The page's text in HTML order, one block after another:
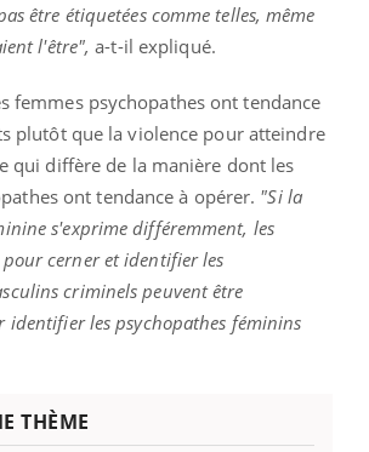
être étiquetées comme telles, même
l'être", a-t-il expliqué.
femmes psychopathes ont tendance
plutôt que la violence pour atteindre
qui diffère de la manière dont les
ont tendance à opérer. "Si la
s'exprime différemment, les
pour cerner et identifier les
criminels peuvent être
identifier les psychopathes féminins
THÈME